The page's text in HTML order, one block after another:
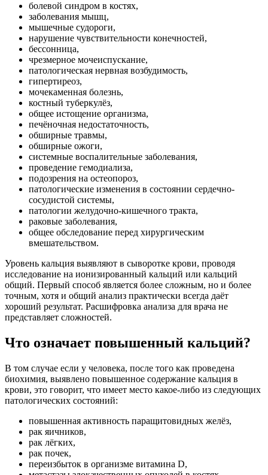
болевой синдром в костях,
заболевания мышц,
мышечные судороги,
нарушение чувствительности конечностей,
бессонница,
чрезмерное мочеиспускание,
патологическая нервная возбудимость,
гипертиреоз,
мочекаменная болезнь,
костный туберкулёз,
общее истощение организма,
печёночная недостаточность,
обширные травмы,
обширные ожоги,
системные воспалительные заболевания,
проведение гемодиализа,
подозрения на остеопороз,
патологические изменения в состоянии сердечно-
сосудистой системы,
патологии желудочно-кишечного тракта,
раковые заболевания,
общее обследование перед хирургическим
вмешательством.
Уровень кальция выявляют в сыворотке крови, проводя
исследование на ионизированный кальций или кальций
общий. Первый способ является более сложным, но и более
точным, хотя и общий анализ практически всегда даёт
хороший результат. Расшифровка анализа для врача не
представляет сложностей.
Что означает повышенный кальций?
В том случае если у человека, после того как проведена
биохимия, выявлено повышенное содержание кальция в
крови, это говорит, что имеет место какое-либо из следующих
патологических состояний:
повышенная активность паращитовидных желёз,
рак яичников,
рак лёгких,
рак почек,
переизбыток в организме витамина D,